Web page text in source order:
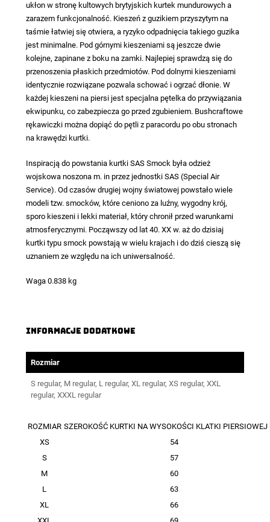
ukłon w stronę kultowych brytyjskich kurtek mundurowych a
zarazem funkcjonalność. Kieszeń z guzikiem przyszytym na
taśmie łatwiej się otwiera, a ryzyko odpadnięcia takiego guzika
jest minimalne. Pod górnymi kieszeniami są jeszcze dwie
kolejne, zapinane z boku na zamki. Najlepiej sprawdzą się do
przenoszenia płaskich przedmiotów. Pod dolnymi kieszeniami
identycznie rozwiązane pozwala schować i ogrzać dłonie. W
każdej kieszeni na piersi jest specjalna pętelka do przywiązania
ekwipunku, co zabezpiecza go przed zgubieniem. Bushcraftowe
rękawiczki można dopiąć do pętli z paracordu po obu stronach
na krawędzi kurtki.
Inspiracją do powstania kurtki SAS Smock była odzież
wojskowa noszona m. in przez jednostki SAS (Special Air
Service). Od czasów drugiej wojny światowej powstało wiele
modeli tzw. smocków, które ceniono za luźny, wygodny krój,
sporo kieszeni i lekki materiał, który chronił przed warunkami
atmosferycznymi. Począwszy od lat 40. XX w. aż do dzisiaj
kurtki typu smock powstają w wielu krajach i do dziś cieszą się
uznaniem ze względu na ich uniwersalność.
Waga 0.838 kg
Informacje dodatkowe
Rozmiar
S regular, M regular, L regular, XL regular, XS regular, XXL
regular, XXXL regular
ROZMIAR SZEROKOŚĆ KURTKI NA WYSOKOŚCI KLATKI PIERSIOWEJ
XS
54
S
57
M
60
L
63
XL
66